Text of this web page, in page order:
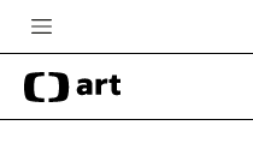
Česká televize
Zpravodajství